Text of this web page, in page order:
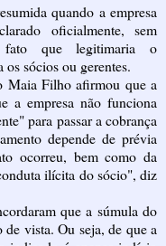
quando a empresa
oficialmente, sem
fato que legitimaria o
sócios ou gerentes.
Maia Filho afirmou que a
a empresa não funciona
para passar a cobrança
depende de prévia
ocorreu, bem como da
ilícita do sócio", diz
que a súmula do
vista. Ou seja, de que a